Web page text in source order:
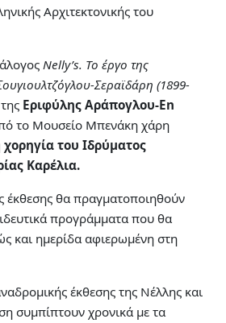
Αρχιτεκτονικής του
Nelly’s. Το έργο της
Σεραϊδάρη (1899-
Εριφύλης Αράπογλου-En
το Μουσείο Μπενάκη χάρη
χορηγία του Ιδρύματος
Καρέλια.
έκθεσης θα πραγματοποιηθούν
προγράμματα που θα
και ημερίδα αφιερωμένη στη
έκθεσης της Νέλλης και
συμπίπτουν χρονικά με τα